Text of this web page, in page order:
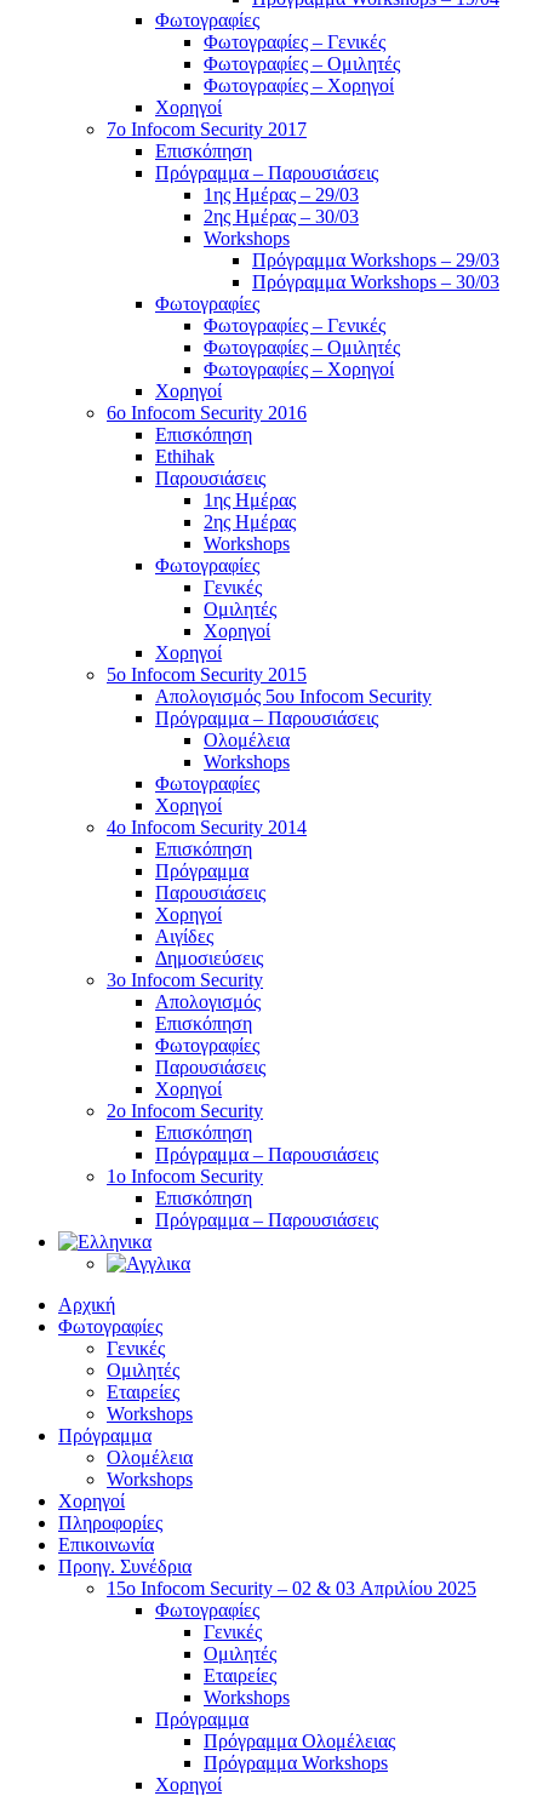
Φωτογραφίες
Φωτογραφίες – Γενικές
Φωτογραφίες – Ομιλητές
Φωτογραφίες – Χορηγοί
Χορηγοί
7o Infocom Security 2017
Επισκόπηση
Πρόγραμμα – Παρουσιάσεις
1ης Ημέρας – 29/03
2ης Ημέρας – 30/03
Workshops
Πρόγραμμα Workshops – 29/03
Πρόγραμμα Workshops – 30/03
Φωτογραφίες
Φωτογραφίες – Γενικές
Φωτογραφίες – Ομιλητές
Φωτογραφίες – Χορηγοί
Χορηγοί
6o Infocom Security 2016
Επισκόπηση
Ethihak
Παρουσιάσεις
1ης Ημέρας
2ης Ημέρας
Workshops
Φωτογραφίες
Γενικές
Ομιλητές
Χορηγοί
Χορηγοί
5o Infocom Security 2015
Απολογισμός 5ου Infocom Security
Πρόγραμμα – Παρουσιάσεις
Ολομέλεια
Workshops
Φωτογραφίες
Χορηγοί
4ο Infocom Security 2014
Επισκόπηση
Πρόγραμμα
Παρουσιάσεις
Χορηγοί
Αιγίδες
Δημοσιεύσεις
3o Infocom Security
Απολογισμός
Επισκόπηση
Φωτογραφίες
Παρουσιάσεις
Χορηγοί
2o Infocom Security
Επισκόπηση
Πρόγραμμα – Παρουσιάσεις
1ο Infocom Security
Επισκόπηση
Πρόγραμμα – Παρουσιάσεις
Αρχική
Φωτογραφίες
Γενικές
Ομιλητές
Εταιρείες
Workshops
Πρόγραμμα
Ολομέλεια
Workshops
Χορηγοί
Πληροφορίες
Επικοινωνία
Προηγ. Συνέδρια
15o Infocom Security – 02 & 03 Απριλίου 2025
Φωτογραφίες
Γενικές
Ομιλητές
Εταιρείες
Workshops
Πρόγραμμα
Πρόγραμμα Ολομέλειας
Πρόγραμμα Workshops
Χορηγοί